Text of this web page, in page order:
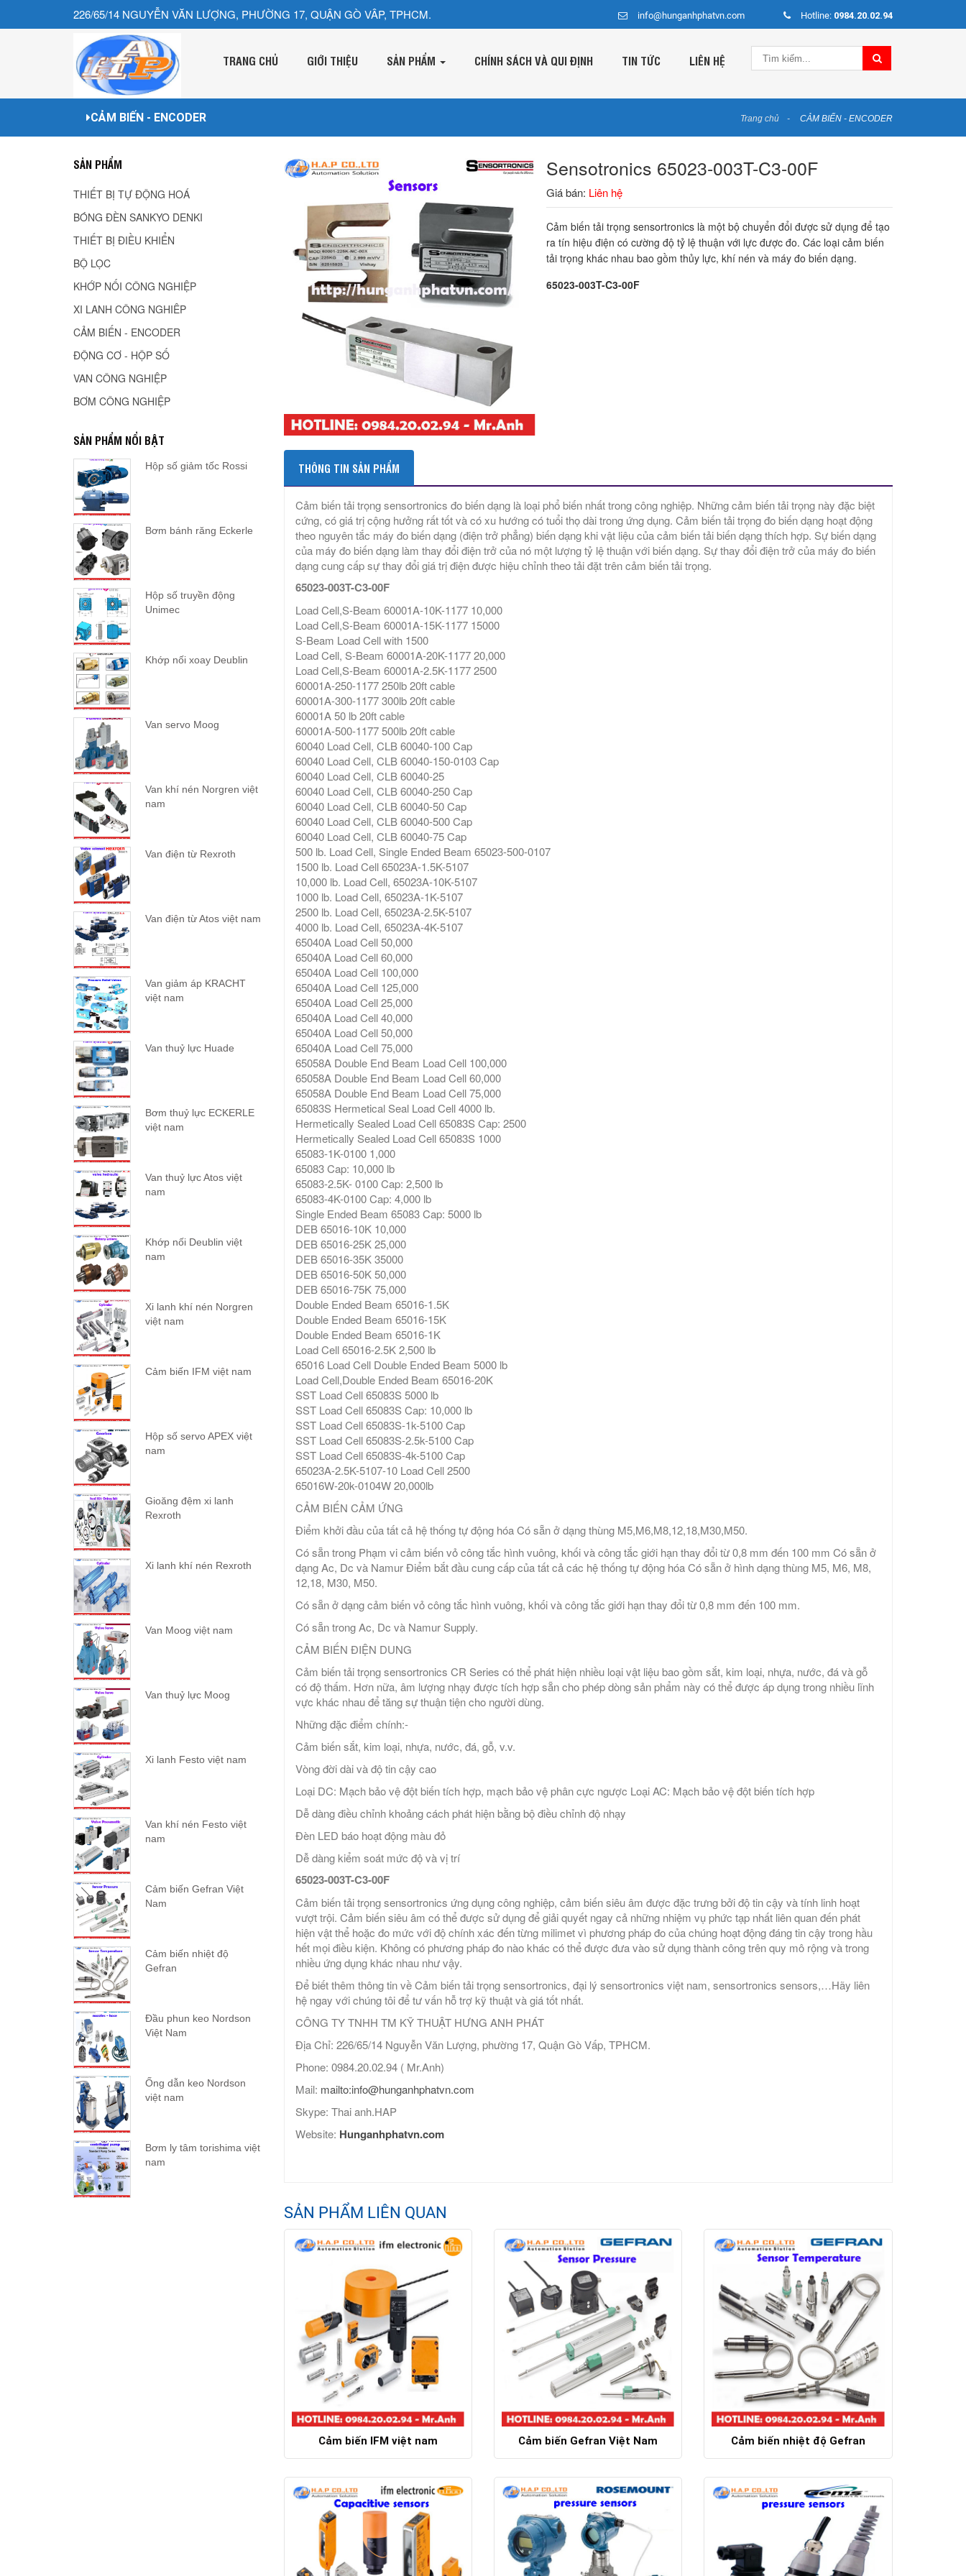
226/65/14 NGUYỄN VĂN LƯỢNG, PHƯỜNG 17, QUẬN GÒ VÂP, TPHCM. info@hunganhphatvn.com Hotline: 0984.20.02.94
TRANG CHỦ GIỚI THIỆU SẢN PHẨM CHÍNH SÁCH VÀ QUI ĐỊNH TIN TỨC LIÊN HỆ
CẢM BIẾN - ENCODER Trang chủ CẢM BIẾN - ENCODER
Sensotronics 65023-003T-C3-00F
Giá bán: Liên hệ
Cảm biến tải trọng sensortronics là một bộ chuyển đổi được sử dụng để tạo
ra tín hiệu điện có cường độ tỷ lệ thuận với lực được đo. Các loại cảm biến
tải trọng khác nhau bao gồm thủy lực, khí nén và máy đo biến dạng.
65023-003T-C3-00F
THÔNG TIN SẢN PHẨM
Cảm biến tải trọng sensortronics đo biến dạng là loại phổ biến nhất trong công nghiệp. Những cảm biến tải trọng này đặc biệt
cứng, có giá trị cộng hưởng rất tốt và có xu hướng có tuổi thọ dài trong ứng dụng. Cảm biến tải trọng đo biến dạng hoạt động
theo nguyên tắc máy đo biến dạng (điện trở phẳng) biến dạng khi vật liệu của cảm biến tải biến dạng thích hợp. Sự biến dạng
của máy đo biến dạng làm thay đổi điện trở của nó một lượng tỷ lệ thuận với biến dạng. Sự thay đổi điện trở của máy đo biến
dạng cung cấp sự thay đổi giá trị điện được hiệu chỉnh theo tải đặt trên cảm biến tải trọng.
65023-003T-C3-00F
Load Cell,S-Beam 60001A-10K-1177 10,000
Load Cell,S-Beam 60001A-15K-1177 15000
S-Beam Load Cell with 1500
Load Cell, S-Beam 60001A-20K-1177 20,000
Load Cell,S-Beam 60001A-2.5K-1177 2500
60001A-250-1177 250lb 20ft cable
60001A-300-1177 300lb 20ft cable
60001A 50 lb 20ft cable
60001A-500-1177 500lb 20ft cable
60040 Load Cell, CLB 60040-100 Cap
60040 Load Cell, CLB 60040-150-0103 Cap
60040 Load Cell, CLB 60040-25
60040 Load Cell, CLB 60040-250 Cap
60040 Load Cell, CLB 60040-50 Cap
60040 Load Cell, CLB 60040-500 Cap
60040 Load Cell, CLB 60040-75 Cap
500 lb. Load Cell, Single Ended Beam 65023-500-0107
1500 lb. Load Cell 65023A-1.5K-5107
10,000 lb. Load Cell, 65023A-10K-5107
1000 lb. Load Cell, 65023A-1K-5107
2500 lb. Load Cell, 65023A-2.5K-5107
4000 lb. Load Cell, 65023A-4K-5107
65040A Load Cell 50,000
65040A Load Cell 60,000
65040A Load Cell 100,000
65040A Load Cell 125,000
65040A Load Cell 25,000
65040A Load Cell 40,000
65040A Load Cell 50,000
65040A Load Cell 75,000
65058A Double End Beam Load Cell 100,000
65058A Double End Beam Load Cell 60,000
65058A Double End Beam Load Cell 75,000
65083S Hermetical Seal Load Cell 4000 lb.
Hermetically Sealed Load Cell 65083S Cap: 2500
Hermetically Sealed Load Cell 65083S 1000
65083-1K-0100 1,000
65083 Cap: 10,000 lb
65083-2.5K- 0100 Cap: 2,500 lb
65083-4K-0100 Cap: 4,000 lb
Single Ended Beam 65083 Cap: 5000 lb
DEB 65016-10K 10,000
DEB 65016-25K 25,000
DEB 65016-35K 35000
DEB 65016-50K 50,000
DEB 65016-75K 75,000
Double Ended Beam 65016-1.5K
Double Ended Beam 65016-15K
Double Ended Beam 65016-1K
Load Cell 65016-2.5K 2,500 lb
65016 Load Cell Double Ended Beam 5000 lb
Load Cell,Double Ended Beam 65016-20K
SST Load Cell 65083S 5000 lb
SST Load Cell 65083S Cap: 10,000 lb
SST Load Cell 65083S-1k-5100 Cap
SST Load Cell 65083S-2.5k-5100 Cap
SST Load Cell 65083S-4k-5100 Cap
65023A-2.5K-5107-10 Load Cell 2500
65016W-20k-0104W 20,000lb
CẢM BIẾN CẢM ỨNG
Điểm khởi đầu của tất cả hệ thống tự động hóa Có sẵn ở dạng thùng M5,M6,M8,12,18,M30,M50.
Có sẵn trong Phạm vi cảm biến vỏ công tắc hình vuông, khối và công tắc giới hạn thay đổi từ 0,8 mm đến 100 mm Có sẵn ở
dạng Ac, Dc và Namur Điểm bắt đầu cung cấp của tất cả các hệ thống tự động hóa Có sẵn ở hình dạng thùng M5, M6, M8,
12,18, M30, M50.
Có sẵn ở dạng cảm biến vỏ công tắc hình vuông, khối và công tắc giới hạn thay đổi từ 0,8 mm đến 100 mm.
Có sẵn trong Ac, Dc và Namur Supply.
CẢM BIẾN ĐIỆN DUNG
Cảm biến tải trọng sensortronics CR Series có thể phát hiện nhiều loại vật liệu bao gồm sắt, kim loại, nhựa, nước, đá và gỗ
có độ thấm. Hơn nữa, âm lượng nhạy được tích hợp sẵn cho phép dòng sản phẩm này có thể được áp dụng trong nhiều lĩnh
vực khác nhau để tăng sự thuận tiện cho người dùng.
Những đặc điểm chính:-
Cảm biến sắt, kim loại, nhựa, nước, đá, gỗ, v.v.
Vòng đời dài và độ tin cậy cao
Loại DC: Mạch bảo vệ đột biến tích hợp, mạch bảo vệ phân cực ngược Loại AC: Mạch bảo vệ đột biến tích hợp
Dễ dàng điều chỉnh khoảng cách phát hiện bằng bộ điều chỉnh độ nhạy
Đèn LED báo hoạt động màu đỏ
Dễ dàng kiểm soát mức độ và vị trí
65023-003T-C3-00F
Cảm biến tải trọng sensortronics ứng dụng công nghiệp, cảm biến siêu âm được đặc trưng bởi độ tin cậy và tính linh hoạt
vượt trội. Cảm biến siêu âm có thể được sử dụng để giải quyết ngay cả những nhiệm vụ phức tạp nhất liên quan đến phát
hiện vật thể hoặc đo mức với độ chính xác đến từng milimet vì phương pháp đo của chúng hoạt động đáng tin cậy trong hầu
hết mọi điều kiện. Không có phương pháp đo nào khác có thể được đưa vào sử dụng thành công trên quy mô rộng và trong
nhiều ứng dụng khác nhau như vậy.
Để biết thêm thông tin về Cảm biến tải trọng sensortronics, đại lý sensortronics việt nam, sensortronics sensors,…Hãy liên
hệ ngay với chúng tôi để tư vấn hỗ trợ kỹ thuật và giá tốt nhất.
CÔNG TY TNHH TM KỸ THUẬT HƯNG ANH PHÁT
Địa Chỉ: 226/65/14 Nguyễn Văn Lượng, phường 17, Quận Gò Vấp, TPHCM.
Phone: 0984.20.02.94 ( Mr.Anh)
Mail: mailto:info@hunganhphatvn.com
Skype: Thai anh.HAP
Website: Hunganhphatvn.com
SẢN PHẨM LIÊN QUAN
Cảm biến IFM việt nam
Chi tiết
Cảm biến Gefran Việt Nam
Chi tiết
Cảm biến nhiệt độ Gefran
Chi tiết
SẢN PHẨM
THIẾT BỊ TỰ ĐỘNG HOÁ
BÓNG ĐÈN SANKYO DENKI
THIẾT BỊ ĐIỀU KHIỂN
BỘ LỌC
KHỚP NỐI CÔNG NGHIỆP
XI LANH CÔNG NGHIÊP
CẢM BIẾN - ENCODER
ĐỘNG CƠ - HỘP SỐ
VAN CÔNG NGHIỆP
BƠM CÔNG NGHIỆP
SẢN PHẨM NỔI BẬT
Hộp số giảm tốc Rossi
Bơm bánh răng Eckerle
Hộp số truyền động
Unimec
Khớp nối xoay Deublin
Van servo Moog
Van khí nén Norgren việt
nam
Van điện từ Rexroth
Van điện từ Atos việt nam
Van giảm áp KRACHT
việt nam
Van thuỷ lực Huade
Bơm thuỷ lực ECKERLE
việt nam
Van thuỷ lực Atos việt
nam
Khớp nối Deublin việt
nam
Xi lanh khí nén Norgren
việt nam
Cảm biến IFM việt nam
Hộp số servo APEX việt
nam
Gioăng đệm xi lanh
Rexroth
Xi lanh khí nén Rexroth
Van Moog việt nam
Van thuỷ lực Moog
Xi lanh Festo việt nam
Van khí nén Festo việt
nam
Cảm biến Gefran Việt
Nam
Cảm biến nhiệt độ
Gefran
Đầu phun keo Nordson
Việt Nam
Ống dẫn keo Nordson
việt nam
Bơm ly tâm torishima việt
nam